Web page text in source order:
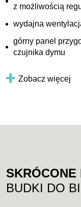
z możliwością
wydajna
górny panel
czujnika dymu
Zobacz więcej
SKRÓCONE
BUDKI DO